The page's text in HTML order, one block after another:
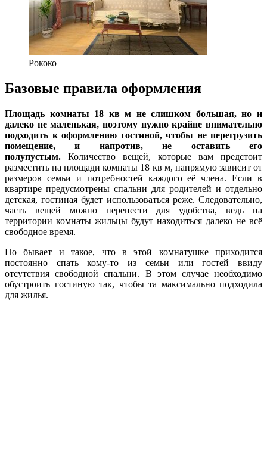
Рококо
Базовые правила оформления
Площадь комнаты 18 кв м не слишком большая, но и
далеко не маленькая, поэтому нужно крайне внимательно
подходить к оформлению гостиной, чтобы не перегрузить
помещение, и напротив, не оставить его
полупустым. Количество вещей, которые вам предстоит
разместить на площади комнаты 18 кв м, напрямую зависит от
размеров семьи и потребностей каждого её члена. Если в
квартире предусмотрены спальни для родителей и отдельно
детская, гостиная будет использоваться реже. Следовательно,
часть вещей можно перенести для удобства, ведь на
территории комнаты жильцы будут находиться далеко не всё
свободное время.
Но бывает и такое, что в этой комнатушке приходится
постоянно спать кому-то из семьи или гостей ввиду
отсутствия свободной спальни. В этом случае необходимо
обустроить гостиную так, чтобы та максимально подходила
для жилья.